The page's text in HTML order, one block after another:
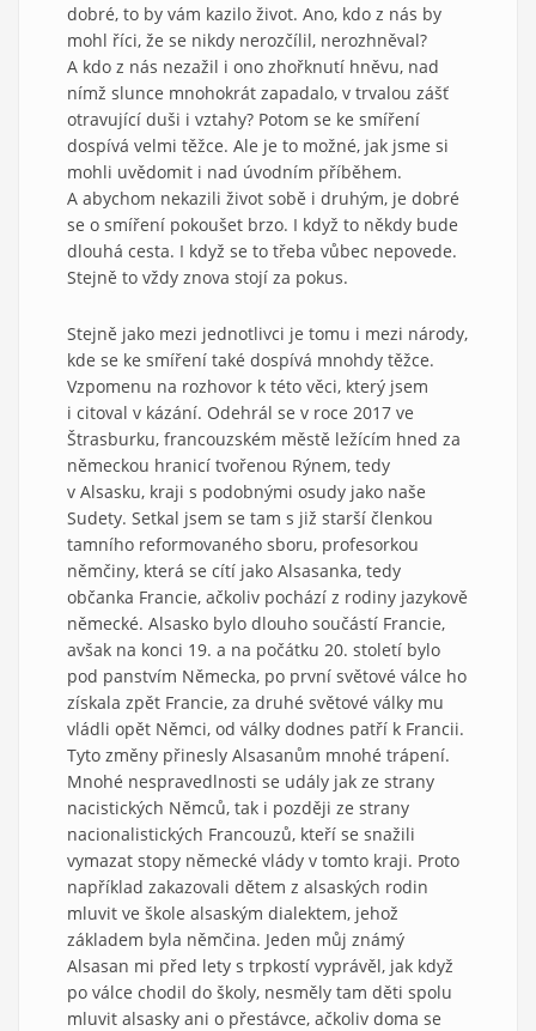
dobré, to by vám kazilo život. Ano, kdo z nás by
mohl říci, že se nikdy nerozčílil, nerozhněval?
A kdo z nás nezažil i ono zhořknutí hněvu, nad
nímž slunce mnohokrát zapadalo, v trvalou zášť
otravující duši i vztahy? Potom se ke smíření
dospívá velmi těžce. Ale je to možné, jak jsme si
mohli uvědomit i nad úvodním příběhem.
A abychom nekazili život sobě i druhým, je dobré
se o smíření pokoušet brzo. I když to někdy bude
dlouhá cesta. I když se to třeba vůbec nepovede.
Stejně to vždy znova stojí za pokus.
Stejně jako mezi jednotlivci je tomu i mezi národy,
kde se ke smíření také dospívá mnohdy těžce.
Vzpomenu na rozhovor k této věci, který jsem
i citoval v kázání. Odehrál se v roce 2017 ve
Štrasburku, francouzském městě ležícím hned za
německou hranicí tvořenou Rýnem, tedy
v Alsasku, kraji s podobnými osudy jako naše
Sudety. Setkal jsem se tam s již starší členkou
tamního reformovaného sboru, profesorkou
němčiny, která se cítí jako Alsasanka, tedy
občanka Francie, ačkoliv pochází z rodiny jazykově
německé. Alsasko bylo dlouho součástí Francie,
avšak na konci 19. a na počátku 20. století bylo
pod panstvím Německa, po první světové válce ho
získala zpět Francie, za druhé světové války mu
vládli opět Němci, od války dodnes patří k Francii.
Tyto změny přinesly Alsasanům mnohé trápení.
Mnohé nespravedlnosti se udály jak ze strany
nacistických Němců, tak i později ze strany
nacionalistických Francouzů, kteří se snažili
vymazat stopy německé vlády v tomto kraji. Proto
například zakazovali dětem z alsaských rodin
mluvit ve škole alsaským dialektem, jehož
základem byla němčina. Jeden můj známý
Alsasan mi před lety s trpkostí vyprávěl, jak když
po válce chodil do školy, nesměly tam děti spolu
mluvit alsasky ani o přestávce, ačkoliv doma se